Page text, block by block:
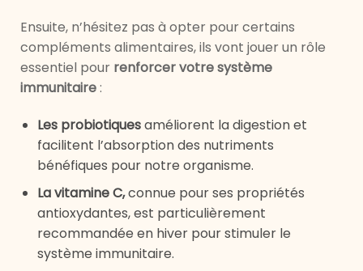
Ensuite, n’hésitez pas à opter pour certains
compléments alimentaires, ils vont jouer un rôle
essentiel pour renforcer votre système
immunitaire:
Les probiotiquesaméliorent la digestion et
facilitent l’absorption des nutriments
bénéfiques pour notre organisme.
La vitamine C,connue pour ses propriétés
antioxydantes, est particulièrement
recommandée en hiver pour stimuler le
système immunitaire.